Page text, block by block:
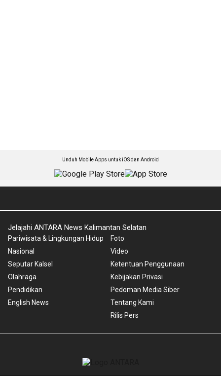
Unduh Mobile Apps untuk iOS dan Android
Jelajahi ANTARA News Kalimantan Selatan
Pariwisata & Lingkungan Hidup
Nasional
Seputar Kalsel
Olahraga
Pendidikan
English News
Foto
Video
Ketentuan Penggunaan
Kebijakan Privasi
Pedoman Media Siber
Tentang Kami
Rilis Pers